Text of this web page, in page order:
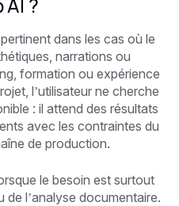
dans les cas où le
narrations ou
formation ou expérience
l’utilisateur ne cherche
: il attend des résultats
avec les contraintes du
de production.
le besoin est surtout
l’analyse documentaire.